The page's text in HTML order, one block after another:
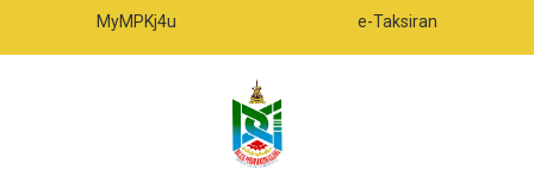
MyMPKj4u e-Taksiran